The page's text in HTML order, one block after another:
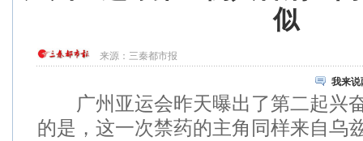
似
来源： 三秦都市报
我来说
广州亚运会昨天曝出了第二起兴
的是，这一次禁药的主角同样来自乌